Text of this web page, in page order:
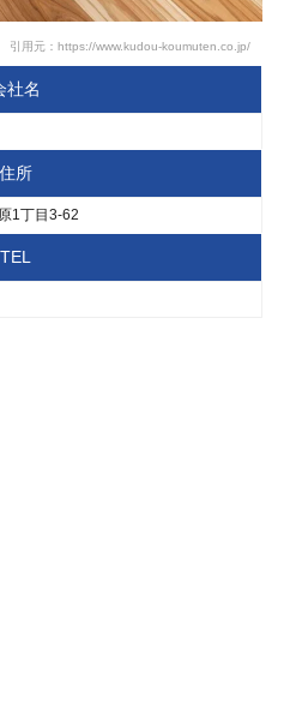
引用元：https://www.kudou-koumuten.co.jp/
社名
住所
1丁目3-62
TEL